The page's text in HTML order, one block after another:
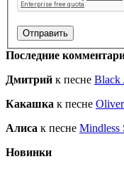
Последние
Дмитрий к песне Black
Какашка к песне
Алиса к песне Mindless
Новинки